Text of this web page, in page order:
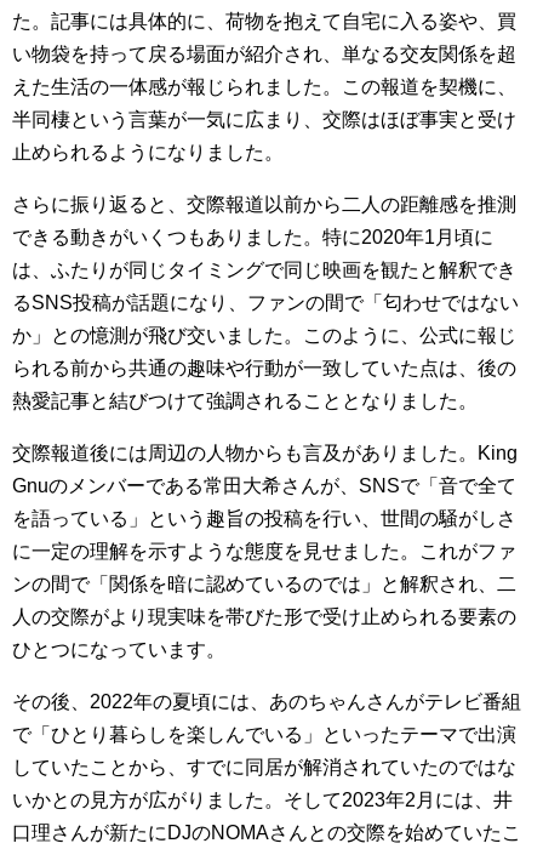
た。記事には具体的に、荷物を抱えて自宅に入る姿や、買
い物袋を持って戻る場面が紹介され、単なる交友関係を超
えた生活の一体感が報じられました。この報道を契機に、
半同棲という言葉が一気に広まり、交際はほぼ事実と受け
止められるようになりました。
さらに振り返ると、交際報道以前から二人の距離感を推測
できる動きがいくつもありました。特に2020年1月頃に
は、ふたりが同じタイミングで同じ映画を観たと解釈でき
るSNS投稿が話題になり、ファンの間で「匂わせではない
か」との憶測が飛び交いました。このように、公式に報じ
られる前から共通の趣味や行動が一致していた点は、後の
熱愛記事と結びつけて強調されることとなりました。
交際報道後には周辺の人物からも言及がありました。King
Gnuのメンバーである常田大希さんが、SNSで「音で全て
を語っている」という趣旨の投稿を行い、世間の騒がしさ
に一定の理解を示すような態度を見せました。これがファ
ンの間で「関係を暗に認めているのでは」と解釈され、二
人の交際がより現実味を帯びた形で受け止められる要素の
ひとつになっています。
その後、2022年の夏頃には、あのちゃんさんがテレビ番組
で「ひとり暮らしを楽しんでいる」といったテーマで出演
していたことから、すでに同居が解消されていたのではな
いかとの見方が広がりました。そして2023年2月には、井
口理さんが新たにDJのNOMAさんとの交際を始めていたこ